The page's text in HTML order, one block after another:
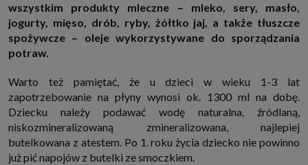
wszystkim produkty mleczne – mleko, sery, masło,
jogurty, mięso, drób, ryby, żółtko jaj, a także tłuszcze
spożywcze – oleje wykorzystywane do sporządzania
potraw.
Warto też pamiętać, że u dzieci w wieku 1-3 lat
zapotrzebowanie na płyny wynosi ok. 1300 ml na dobę.
Dziecku należy podawać wodę naturalna, źródlaną,
niskozmineralizowaną zmineralizowana, najlepiej
butelkowana z atestem. Po 1. roku życia dziecko nie powinno
już pić napojów z butelki ze smoczkiem.